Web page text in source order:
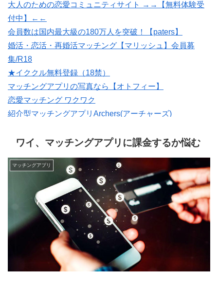
大人のための恋愛コミュニティサイト →→【無料体験受
付中】←←
会員数は国内最大級の180万人を突破！【paters】
婚活・恋活・再婚活マッチング【マリッシュ】会員募
集/R18
★イククル無料登録（18禁）
マッチングアプリの写真なら【オトフィー】
恋愛マッチング ワクワク
紹介型マッチングアプリArchers(アーチャーズ)
いいねがもらえる写真を撮影【マッチングフォト】
ワイ、マッチングアプリに課金するか悩む
マッチングアプリ